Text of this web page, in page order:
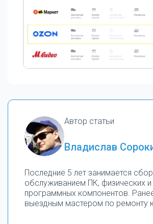
Автор статьи
Владислав
Последние 5 лет занимается
обслуживанием ПК, физических и
программных компонентов.
выездным мастером по ремонту